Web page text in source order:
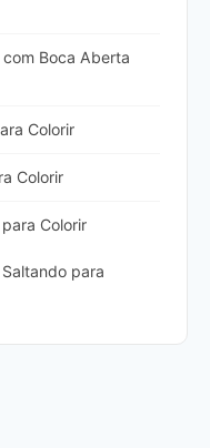
Boca Aberta
Colorir
Colorir
Colorir
para